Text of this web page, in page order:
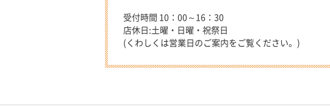
受付時間 10：00～16：30
店休日:土曜・日曜・祝祭日
(くわしくは営業日のご案内をご覧ください。)